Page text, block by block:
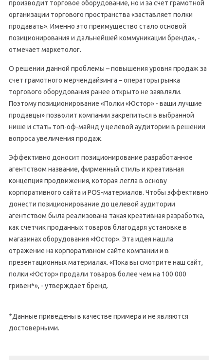
производит торговое оборудование, но и за счет грамотной
организации торгового пространства «заставляет полки
продавать». Именно это преимущество стало основой
позиционирования и дальнейшей коммуникации бренда», -
отмечает маркетолог.
О решении данной проблемы – повышения уровня продаж за
счет грамотного мерчендайзинга – операторы рынка
торгового оборудования ранее открыто не заявляли.
Поэтому позиционирование «Полки «Юстор» - ваши лучшие
продавцы» позволит компании закрепиться в выбранной
нише и стать топ-оф-майнд у целевой аудитории в решении
вопроса увеличения продаж.
Эффективно доносит позиционирование разработанное
агентством название, фирменный стиль и креативная
концепция продвижения, которая легла в основу
корпоративного сайта и POS-материалов. Чтобы эффективно
донести позиционирование до целевой аудитории
агентством была реализована такая креативная разработка,
как счетчик проданных товаров благодаря установке в
магазинах оборудования «Юстор». Эта идея нашла
отражение на корпоративном сайте компании и в
презентационных материалах. «Пока вы смотрите наш сайт,
полки «Юстор» продали товаров более чем на 100 000
гривен*», - утверждает бренд.
*Данные приведены в качестве примера и не являются
достоверными.